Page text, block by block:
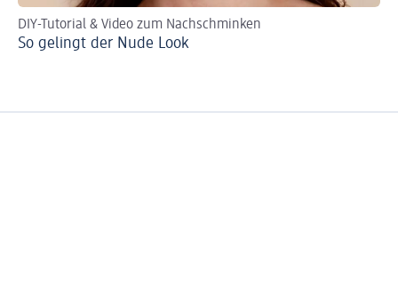
DIY-Tutorial & Video zum Nachschminken
So gelingt der Nude Look